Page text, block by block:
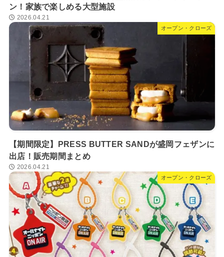
ン！家族で楽しめる大型施設
2026.04.21
オープン・クローズ
【期間限定】PRESS BUTTER SANDが盛岡フェザンに
出店！販売期間まとめ
2026.04.21
オープン・クローズ